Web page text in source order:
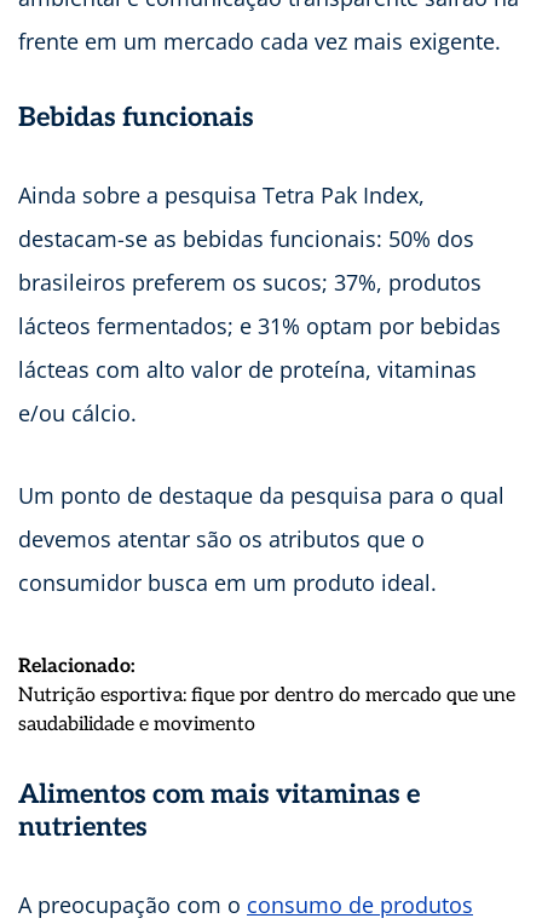
frente em um mercado cada vez mais exigente.
Bebidas funcionais
Ainda sobre a pesquisa Tetra Pak Index,
destacam-se as bebidas funcionais: 50% dos
brasileiros preferem os sucos; 37%, produtos
lácteos fermentados; e 31% optam por bebidas
lácteas com alto valor de proteína, vitaminas
e/ou cálcio.
Um ponto de destaque da pesquisa para o qual
devemos atentar são os atributos que o
consumidor busca em um produto ideal.
Relacionado:
Nutrição esportiva: fique por dentro do mercado que une
saudabilidade e movimento:
de
alimentos
e
Alimentos com mais vitaminas e
nutrientes
A preocupação com o consumo de produtos